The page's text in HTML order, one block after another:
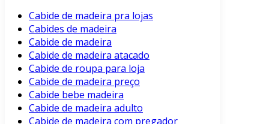
Cabide de madeira pra lojas
Cabides de madeira
Cabide de madeira
Cabide de madeira atacado
Cabide de roupa para loja
Cabide de madeira preço
Cabide bebe madeira
Cabide de madeira adulto
Cabide de madeira com pregador